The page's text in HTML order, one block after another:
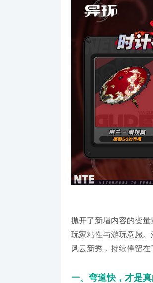
抛开了新增内容的变
玩家粘性与游玩意愿
风云新秀，持续停留
一、弯道快，才是